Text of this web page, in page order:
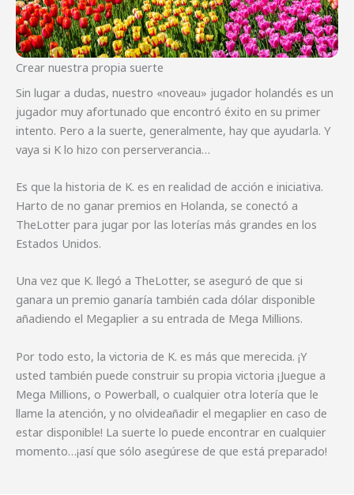
Crear nuestra propia suerte
Sin lugar a dudas, nuestro «noveau» jugador holandés es un
jugador muy afortunado que encontró éxito en su primer
intento. Pero a la suerte, generalmente, hay que ayudarla. Y
vaya si K lo hizo con perserverancia…
Es que la historia de K. es en realidad de acción e iniciativa.
Harto de no ganar premios en Holanda, se conectó a
TheLotter para jugar por las loterías más grandes en los
Estados Unidos.
Una vez que K. llegó a TheLotter, se aseguró de que si
ganara un premio ganaría también cada dólar disponible
añadiendo el Megaplier a su entrada de Mega Millions.
Por todo esto, la victoria de K. es más que merecida. ¡Y
usted también puede construir su propia victoria ¡Juegue a
Mega Millions, o Powerball, o cualquier otra lotería que le
llame la atención, y no olvideañadir el megaplier en caso de
estar disponible! La suerte lo puede encontrar en cualquier
momento…¡así que sólo asegúrese de que está preparado!